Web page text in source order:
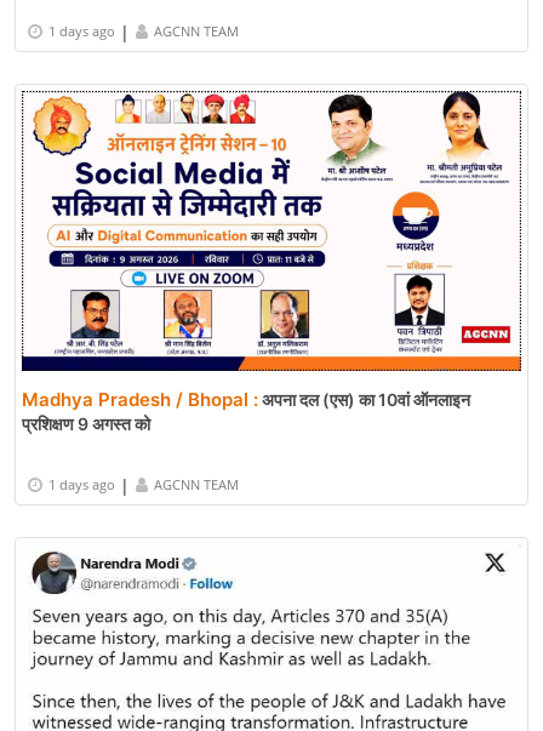
1 days ago | AGCNN TEAM
Madhya Pradesh / Bhopal :अपना दल (एस) का 10वां ऑनलाइन
प्रशिक्षण 9 अगस्त को
1 days ago | AGCNN TEAM